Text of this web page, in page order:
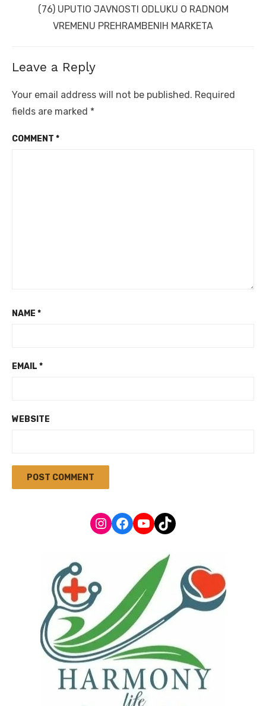
(76) UPUTIO JAVNOSTI ODLUKU O RADNOM
VREMENU PREHRAMBENIH MARKETA
Leave a Reply
Your email address will not be published. Required
fields are marked *
COMMENT *
NAME *
EMAIL *
WEBSITE
Instagram
Facebook
YouTube
TikTok